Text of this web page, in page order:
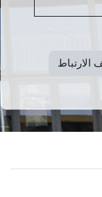
الارتباط